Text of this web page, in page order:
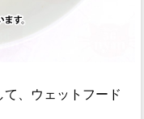
て、ウェットフード